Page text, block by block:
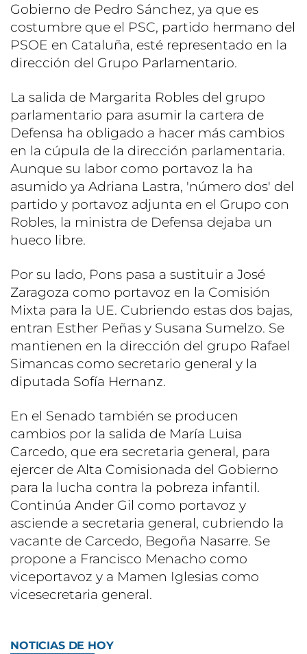
Gobierno de Pedro Sánchez, ya que es
costumbre que el PSC, partido hermano del
PSOE en Cataluña, esté representado en la
dirección del Grupo Parlamentario.
La salida de Margarita Robles del grupo
parlamentario para asumir la cartera de
Defensa ha obligado a hacer más cambios
en la cúpula de la dirección parlamentaria.
Aunque su labor como portavoz la ha
asumido ya Adriana Lastra, 'número dos' del
partido y portavoz adjunta en el Grupo con
Robles, la ministra de Defensa dejaba un
hueco libre.
Por su lado, Pons pasa a sustituir a José
Zaragoza como portavoz en la Comisión
Mixta para la UE. Cubriendo estas dos bajas,
entran Esther Peñas y Susana Sumelzo. Se
mantienen en la dirección del grupo Rafael
Simancas como secretario general y la
diputada Sofía Hernanz.
En el Senado también se producen
cambios por la salida de María Luisa
Carcedo, que era secretaria general, para
ejercer de Alta Comisionada del Gobierno
para la lucha contra la pobreza infantil.
Continúa Ander Gil como portavoz y
asciende a secretaria general, cubriendo la
vacante de Carcedo, Begoña Nasarre. Se
propone a Francisco Menacho como
viceportavoz y a Mamen Iglesias como
vicesecretaria general.
NOTICIAS DE HOY